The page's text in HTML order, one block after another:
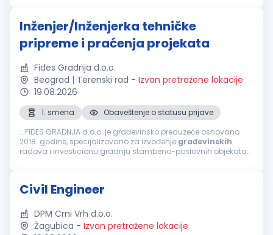
Inženjer/Inženjerka tehničke
pripreme i praćenja projekata
Fides Gradnja d.o.o.
Beograd | Terenski rad - Izvan pretražene lokacije
19.08.2026
1. smena
Obaveštenje o statusu prijave
...FIDES GRADNJA d.o.o. je građevinsko preduzeće osnovano
2018. godine, specijalizovano za izvođenje građevinskih
radova i investicionu gradnju stambeno-poslovnih objekata
Civil Engineer
DPM Crni Vrh d.o.o.
Žagubica - Izvan pretražene lokacije